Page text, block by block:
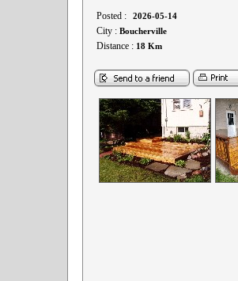
Posted :
2026-05-14
City : Boucherville
Distance : 18 Km